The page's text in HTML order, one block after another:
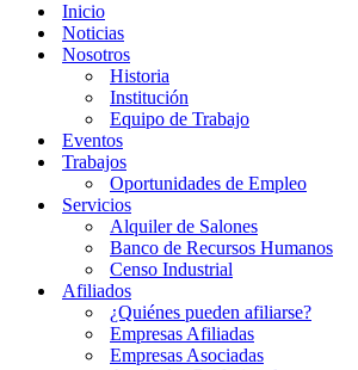
Inicio
Noticias
Nosotros
Historia
Institución
Equipo de Trabajo
Eventos
Trabajos
Oportunidades de Empleo
Servicios
Alquiler de Salones
Banco de Recursos Humanos
Censo Industrial
Afiliados
¿Quiénes pueden afiliarse?
Empresas Afiliadas
Empresas Asociadas